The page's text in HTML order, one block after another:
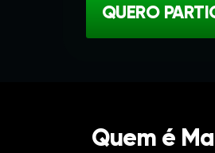
QUERO
Quem é